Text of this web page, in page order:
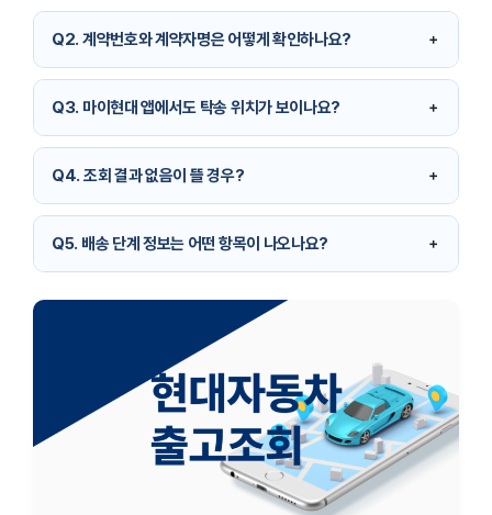
A. 차량이출고처리 이후단계에 진입하면 글로비스 조회가 가능해
지는 경우가 많습니다. 아직 처리되지 않은 경우 조회 결과가 나타나
.
Q2. 계약번호와 계약자명은 어떻게 확인하나요? ＋
A. 청약서 또는 계약서에 명시된 계약 번호와 계약자명(상호명 포
함)을 정확히 입력해야 조회가 가능합니다.
Q3. 마이현대 앱에서도 탁송 위치가 보이나요? ＋
A. 마이현대 앱에서는 계약 정보 및 알림 기능이 제공되지만, 실시
간 배송/탁송 위치 조회는 현대글로비스 홈페이지에서 확인하는 게
.
Q4. 조회 결과 없음이 뜰 경우? ＋
A. 차량이 아직 출고처리 전 단계이거나, 입력한 정보(번호/명)가 잘
못되었을 때 발생합니다. 잠시 후 다시 시도하거나 대리점에 문의하
Q5. 배송 단계 정보는 어떤 항목이 나오나요? ＋